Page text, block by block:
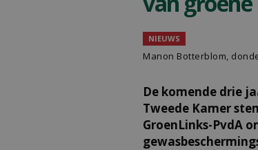
NIEUWS
Manon Botterblom,
De komende drie
Tweede Kamer
GroenLinks-PvdA